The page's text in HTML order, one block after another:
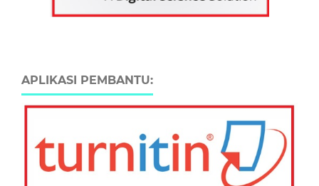
APLIKASI PEMBANTU: